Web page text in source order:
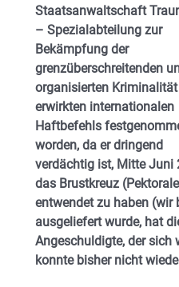
Staatsanwaltschaft
– Spezialabteilung zur
Bekämpfung der
grenzüberschreitenden
organisierten
erwirkten internationalen
Haftbefehls
worden, da er dringend
verdächtig ist, Mitte Juni
das Brustkreuz
entwendet zu haben (wir
ausgeliefert wurde, hat
Angeschuldigte, der sich
konnte bisher nicht